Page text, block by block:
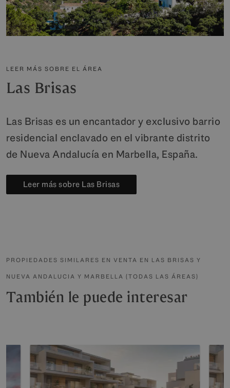
LEER MÁS SOBRE EL ÁREA
Las Brisas
Las Brisas es un encantador y exclusivo barrio
residencial enclavado en el vibrante distrito
de Nueva Andalucía en Marbella, España.
Leer más sobre Las Brisas
PROPIEDADES SIMILARES EN VENTA EN LAS BRISAS Y
NUEVA ANDALUCIA Y MARBELLA (TODAS LAS ÁREAS)
También le puede interesar